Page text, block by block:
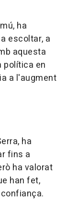
ha
escoltar, a
aquesta
política en
a l'augment
ha
fins a
ha valorat
han fet,